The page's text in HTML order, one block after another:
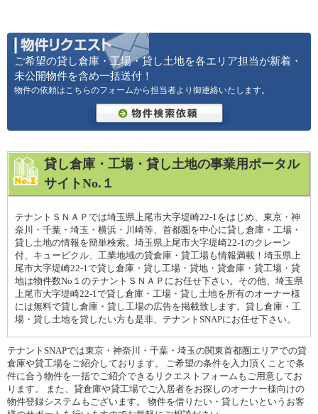
テナントSNAPでは東京・神奈川・千葉・埼玉の関東首都圏エリアでの貸
倉庫や貸工場をご紹介しております。 ご希望の条件を入力頂くことで条
件に合う物件を一括でご紹介できるリクエストフォームもご用意してお
ります。 また、貸倉庫や貸工場でご入居者をお探しのオーナー様向けの
物件登録システムもございます。 物件を借りたい・貸したいというお客
ご希望の貸し倉庫・工場・貸し土地を各エリア担当が新着・
未公開物件を含め一括送付！
物件の依頼はこちらのフォームから担当者より御連絡いたします。
貸し倉庫・工場・貸し土地の事業用ポータル
サイトNo.１
テナントＳＮＡＰでは埼玉県上尾市大字堤崎22-1をはじめ、東京・神
奈川・千葉・埼玉・横浜・川崎等、首都圏を中心に貸し倉庫・工場・
貸し土地の情報を簡単検索。埼玉県上尾市大字堤崎22-1のクレーン
付、キュービクル、工業地域の貸倉庫・貸工場も情報満載！埼玉県上
尾市大字堤崎22-1で貸し倉庫・貸し工場・貸地・貸倉庫・貸工場・貸
地は物件数No１のテナントＳＮＡＰにお任せ下さい。その他、埼玉県
上尾市大字堤崎22-1で貸し倉庫・工場・貸し土地を所有のオーナー様
には無料で貸し倉庫・貸し工場の広告を掲載致します。貸し倉庫・工
場・貸し土地を貸したい方も是非、テナントSNAPにお任せ下さい。